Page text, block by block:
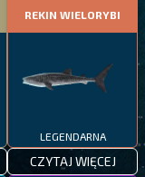
REKIN WIELORYBI
LEGENDARNA
CZYTAJ WIĘCEJ